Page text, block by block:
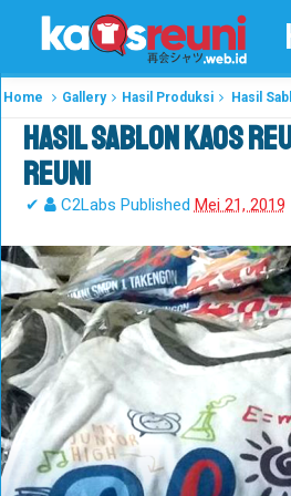
Home Gallery Hasil Produksi Hasil
Hasil Sablon Kaos
Reuni
✔ C2Labs Published Mei 21, 2019